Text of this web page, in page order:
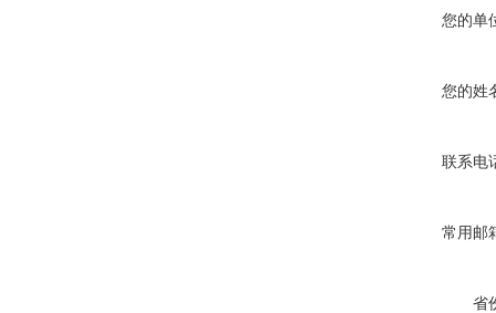
您的单
您的姓
联系电
常用邮
省